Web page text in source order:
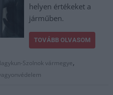
helyen értékeket a
járműben.
TOVÁBB OLVASOM
Szolnok vármegye,